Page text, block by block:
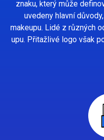
znaku, který může
uvedeny hlavní
makeupu. Lidé z různých
upu. Přitažlivé logo však